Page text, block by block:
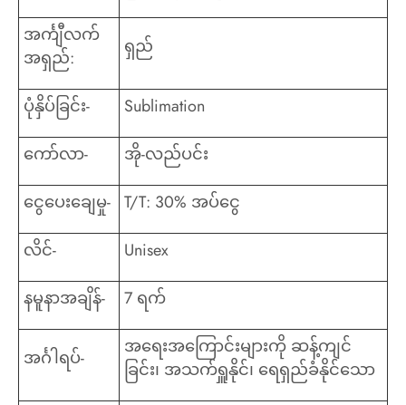
အင်္ကျီလက်
အရှည်:
ရှည်
ပုံနှိပ်ခြင်း- Sublimation
ကော်လာ- အို-လည်ပင်း
ငွေပေးချေမှု- T/T: 30% အပ်ငွေ
လိင်- Unisex
နမူနာအချိန်- 7 ရက်
အင်္ဂါရပ်-
အရေးအကြောင်းများကို ဆန့်ကျင်
ခြင်း၊ အသက်ရှူနိုင်၊ ရေရှည်ခံနိုင်သော